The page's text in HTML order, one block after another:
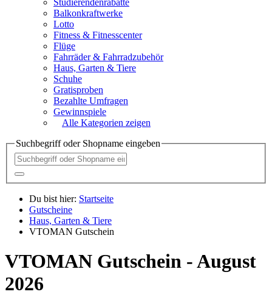
Studierendenrabatte
Balkonkraftwerke
Lotto
Fitness & Fitnesscenter
Flüge
Fahrräder & Fahrradzubehör
Haus, Garten & Tiere
Schuhe
Gratisproben
Bezahlte Umfragen
Gewinnspiele
Alle Kategorien zeigen
Suchbegriff oder Shopname eingeben
Du bist hier: Startseite
Gutscheine
Haus, Garten & Tiere
VTOMAN Gutschein
VTOMAN Gutschein - August
2026